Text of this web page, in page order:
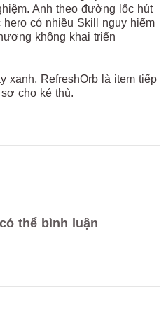
Anh theo đường lốc hút
có nhiều Skill nguy hiểm
không khai triển
xanh, RefreshOrb là item tiếp
cho kẻ thù.
thể bình luận